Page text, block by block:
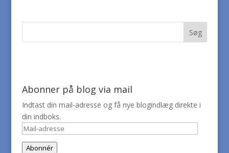
Abonner på blog via mail
Indtast din mail-adresse og få nye blogindlæg direkte i
din indboks.
Mail-
adresse
Abonnér